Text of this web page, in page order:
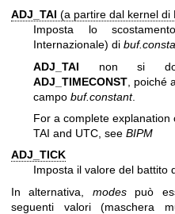
ADJ_TAI (a partire dal kernel di
Imposta lo
Internazionale) di
ADJ_TAI non si
ADJ_TIMECONST , poiché
campo buf.constant.
For a complete
TAI and UTC, see BIPM
ADJ_TICK
Imposta il valore del battito
In alternativa, modespuò
seguenti valori (maschera